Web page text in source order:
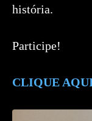
história.
Participe!
CLIQUE